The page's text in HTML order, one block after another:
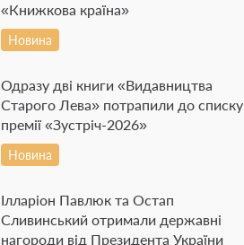
«Книжкова країна»
Новина
Одразу дві книги «Видавництва
Старого Лева» потрапили до списку
премії «Зустріч-2026»
Новина
Ілларіон Павлюк та Остап
Сливинський отримали державні
нагороди від Президента України